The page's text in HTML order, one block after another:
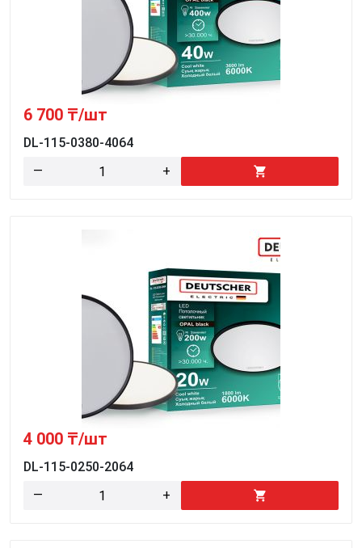
6 700 ₸/шт
DL-115-0380-4064
—
+
4 000 ₸/шт
DL-115-0250-2064
—
+